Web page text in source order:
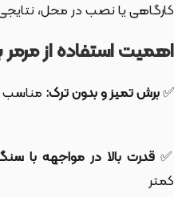
کارگاهی یا نصب در محل،
اهمیت استفاده از مرمر
✅برش تمیز و بدون ترک: مناسب
✅ قدرت بالا در مواجهه با
کمتر